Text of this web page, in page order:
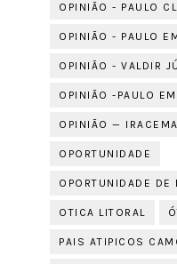
OPINIÃO - PAULO
OPINIÃO - PAULO
OPINIÃO - VALDIR
OPINIÃO -PAULO
OPINIÃO —
OPORTUNIDADE
OPORTUNIDADE DE
OTICA LITORAL
PAIS ATIPICOS